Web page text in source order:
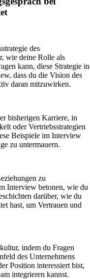
des
wie deine Rolle als
kann, diese Strategie in
dass du die Vision des
daran mitzuwirken.
bisherigen Karriere, in
oder Vertriebsstrategien
Beispiele im Interview
zu untermauern.
zu
Interview betonen, wie du
darüber, wie du
hast, um Vertrauen und
indem du Fragen
des Unternehmens
Position interessiert bist,
integrieren kannst.